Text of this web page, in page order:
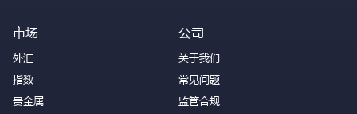
市场
外汇
指数
贵金属
公司
关于我们
常见问题
监管合规